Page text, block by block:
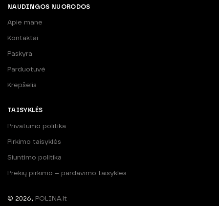
NAUDINGOS NUORODOS
Apie mane
Kontaktai
Paskyra
Parduotuvė
Krepšelis
TAISYKLĖS
Privatumo politika
Pirkimo taisyklės
Siuntimo politika
Prekių pirkimo – pardavimo taisyklės
© 2026, POLINA.lt